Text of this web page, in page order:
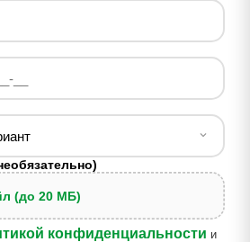
(до 20 МБ)
конфиденциальности и